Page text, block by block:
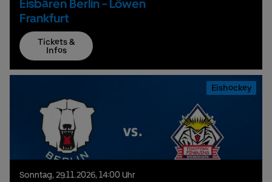
Eisbären Berlin - Löwen
Frankfurt
Tickets &
Infos
Eishockey
Sonntag, 29.11.2026, 14:00 Uhr